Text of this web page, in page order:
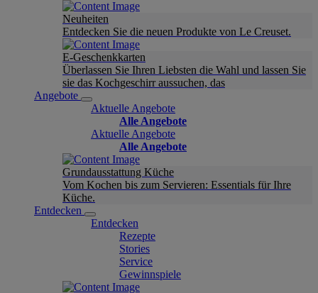
Neuheiten
Entdecken Sie die neuen Produkte von Le Creuset.
E-Geschenkkarten
Überlassen Sie Ihren Liebsten die Wahl und lassen Sie
sie das Kochgeschirr aussuchen, das
Angebote
Aktuelle Angebote
Alle Angebote
Aktuelle Angebote
Alle Angebote
Grundausstattung Küche
Vom Kochen bis zum Servieren: Essentials für Ihre
Küche.
Entdecken
Entdecken
Rezepte
Stories
Service
Gewinnspiele